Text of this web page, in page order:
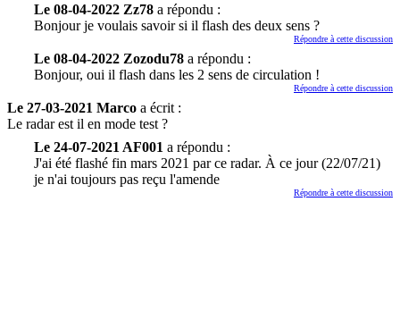
Le 08-04-2022 Zz78 a répondu :
Bonjour je voulais savoir si il flash des deux sens ?
Répondre à cette discussion
Le 08-04-2022 Zozodu78 a répondu :
Bonjour, oui il flash dans les 2 sens de circulation !
Répondre à cette discussion
Le 27-03-2021 Marco a écrit :
Le radar est il en mode test ?
Le 24-07-2021 AF001 a répondu :
J'ai été flashé fin mars 2021 par ce radar. À ce jour (22/07/21)
je n'ai toujours pas reçu l'amende
Répondre à cette discussion